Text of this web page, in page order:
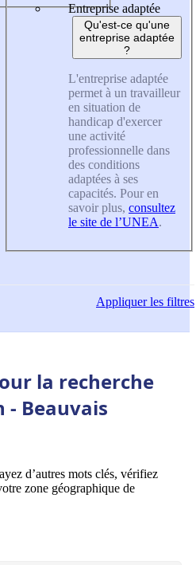
Entreprise adaptée
Qu'est-ce qu'une
entreprise adaptée
?
L'entreprise adaptée
permet à un travailleur
en situation de
handicap d'exercer
une activité
professionnelle dans
des conditions
adaptées à ses
capacités. Pour en
savoir plus, consultez
le site de l’UNEA.
Appliquerles filtres
la recherche
- Beauvais
d’autres mots clés, vérifiez
zone géographique de